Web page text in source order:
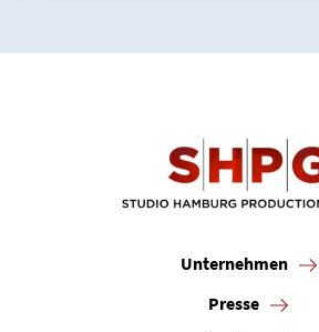
Unternehmen
Presse
Unternehmen